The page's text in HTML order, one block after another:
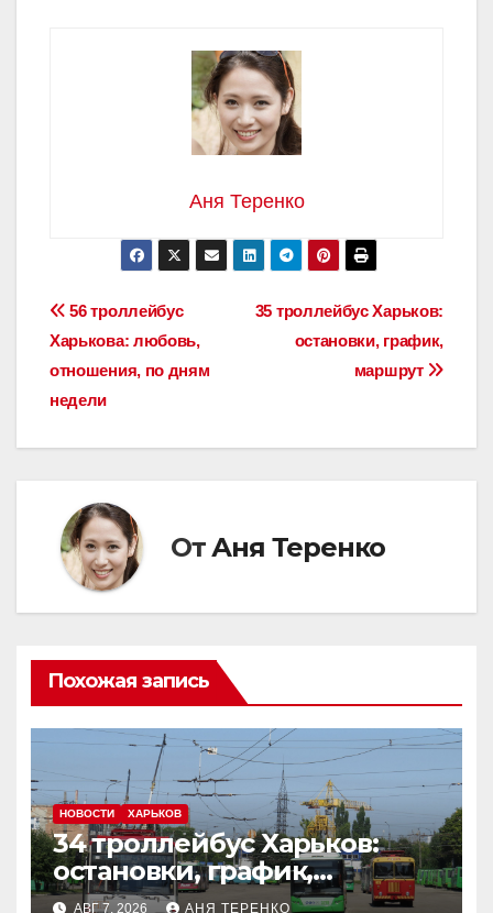
Аня Теренко
Навигация
по
записям
35 троллейбус Харьков:
остановки, график,
маршрут
56 троллейбус
Харькова: любовь,
отношения, по дням
недели
ОтАня Теренко
Похожая запись
НОВОСТИ ХАРЬКОВ
34 троллейбус Харьков:
остановки, график,
маршрут
АВГ 7, 2026 АНЯ ТЕРЕНКО